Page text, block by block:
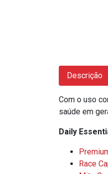
Descrição
Com o uso
saúde em
Daily
Race